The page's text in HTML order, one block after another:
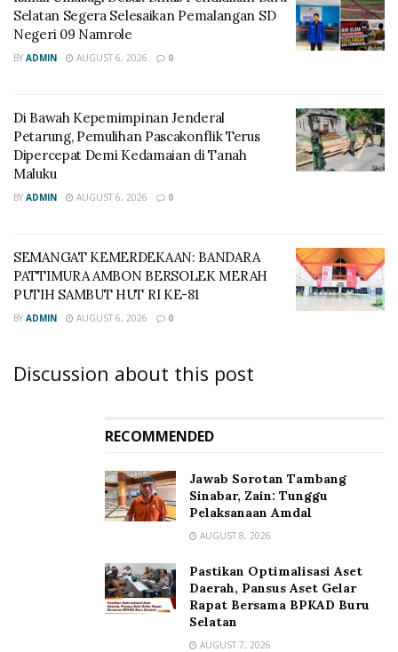
Selatan Segera Selesaikan Pemalangan SD
Negeri 09 Namrole
BY ADMIN AUGUST 6, 2026 0
Di Bawah Kepemimpinan Jenderal
Petarung, Pemulihan Pascakonflik Terus
Dipercepat Demi Kedamaian di Tanah
Maluku
BY ADMIN AUGUST 6, 2026 0
SEMANGAT KEMERDEKAAN: BANDARA
PATTIMURA AMBON BERSOLEK MERAH
PUTIH SAMBUT HUT RI KE-81
BY ADMIN AUGUST 6, 2026 0
Discussion about this post
RECOMMENDED
Jawab Sorotan Tambang
Sinabar, Zain: Tunggu
Pelaksanaan Amdal
AUGUST 8, 2026
Pastikan Optimalisasi Aset
Daerah, Pansus Aset Gelar
Rapat Bersama BPKAD Buru
Selatan
AUGUST 7, 2026